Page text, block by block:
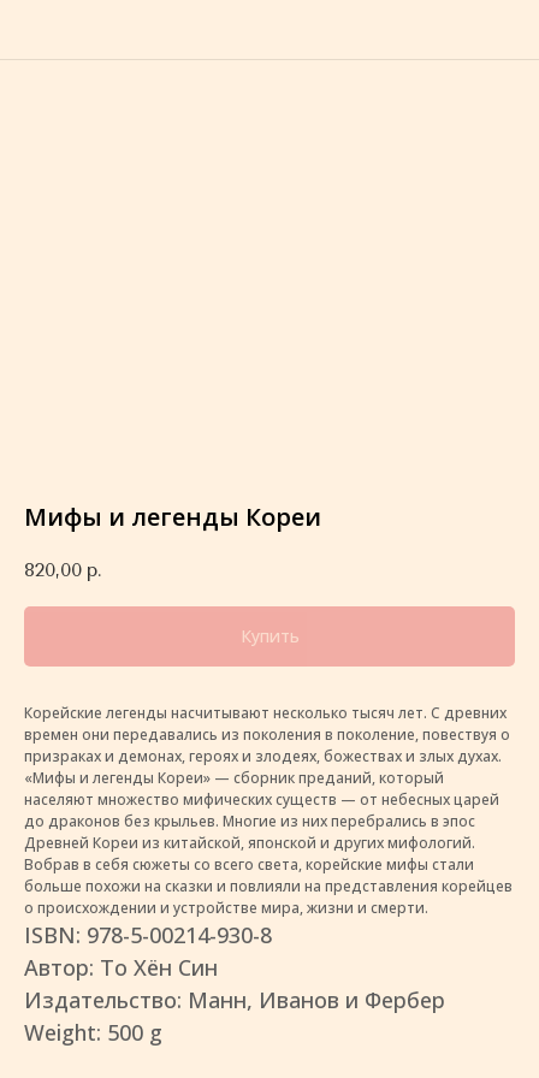
Мифы и легенды Кореи
820,00 р.
Купить
Корейские легенды насчитывают несколько тысяч лет. С древних
времен они передавались из поколения в поколение, повествуя о
призраках и демонах, героях и злодеях, божествах и злых духах.
«Мифы и легенды Кореи» — сборник преданий, который
населяют множество мифических существ — от небесных царей
до драконов без крыльев. Многие из них перебрались в эпос
Древней Кореи из китайской, японской и других мифологий.
Вобрав в себя сюжеты со всего света, корейские мифы стали
больше похожи на сказки и повлияли на представления корейцев
о происхождении и устройстве мира, жизни и смерти.
ISBN: 978-5-00214-930-8
Автор: То Хён Син
Издательство: Манн, Иванов и Фербер
Weight: 500 g